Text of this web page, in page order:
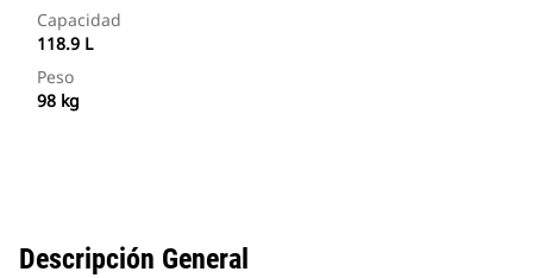
Capacidad
118.9 L
Peso
98 kg
Descripción General